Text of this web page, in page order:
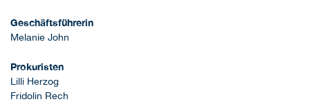
Geschäftsführerin
Melanie John
Prokuristen
Lilli Herzog
Fridolin Rech